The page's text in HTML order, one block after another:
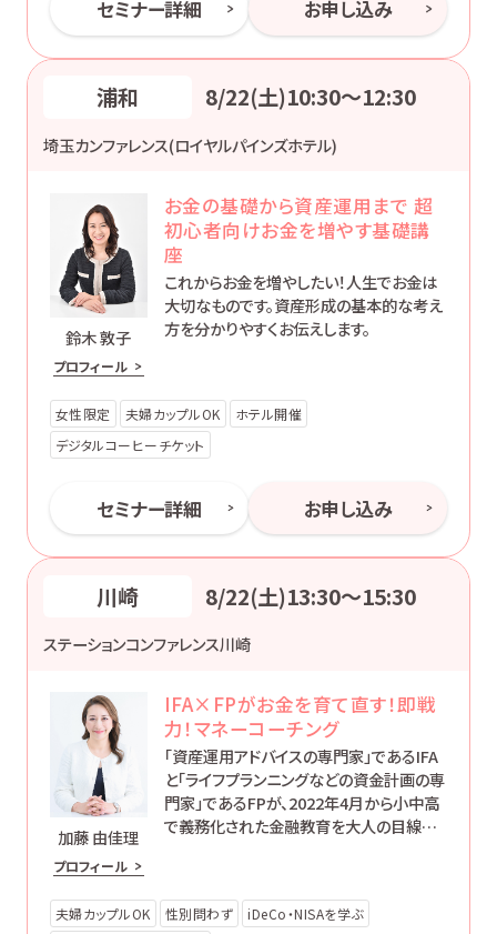
セミナー詳細 お申し込み
浦和 8/22(土)10:30〜12:30
埼玉カンファレンス(ロイヤルパインズホテル)
鈴木 敦子
プロフィール
お金の基礎から資産運用まで 超
初心者向けお金を増やす基礎講
座
これからお金を増やしたい！人生でお金は
大切なものです。資産形成の基本的な考え
方を分かりやすくお伝えします。
女性限定 夫婦カップルOK
ホテル開催
デジタルコーヒーチケット
セミナー詳細 お申し込み
川崎 8/22(土)13:30〜15:30
ステーションコンファレンス川崎
加藤 由佳理
プロフィール
IFA×FPがお金を育て直す！即戦
力！マネーコーチング
「資産運用アドバイスの専門家」であるIFA
と「ライフプランニングなどの資金計画の専
門家」であるFPが、2022年4月から小中高
で義務化された金融教育を大人の目線で
夫婦カップルOK 性別問わず
iDeCo・NISAを学ぶ